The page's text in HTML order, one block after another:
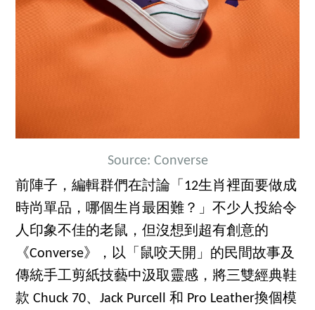
Source: Converse
前陣子，編輯群們在討論「12生肖裡面要做成
時尚單品，哪個生肖最困難？」不少人投給令
人印象不佳的老鼠，但沒想到超有創意的
《Converse》，以「鼠咬天開」的民間故事及
傳統手工剪紙技藝中汲取靈感，將三雙經典鞋
款 Chuck 70、Jack Purcell 和 Pro Leather換個模